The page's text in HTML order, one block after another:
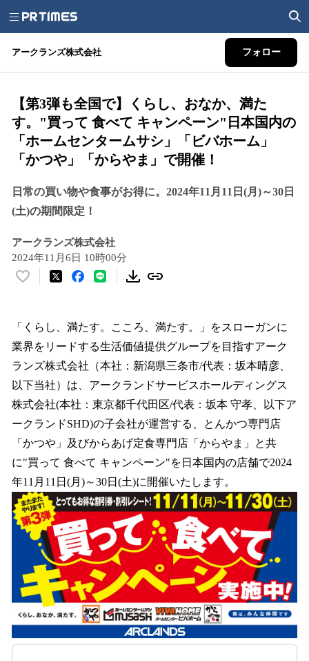
アークランズ株式会社 フォロー
【第3弾も全国で】くらし、おなか、満た
す。"買って 食べて キャンペーン"日本国内の
「ホームセンタームサシ」「ビバホーム」
「かつや」「からやま」で開催！
日常の買い物や食事がお得に。2024年11月11日(月)～30日
(土)の期間限定！
アークランズ株式会社
2024年11月6日 10時00分
い
！
数
を
読
み
込
み
中
で
す
「くらし、満たす。こころ、満たす。」をスローガンに
業界をリードする生活価値提供グループを目指すアーク
ランズ株式会社（本社：新潟県三条市/代表：坂本晴彦、
以下当社）は、アークランドサービスホールディングス
株式会社(本社：東京都千代⽥区/代表：坂本 守孝、以下ア
ークランドSHD)の子会社が運営する、とんかつ専門店
「かつや」及びからあげ定食専門店「からやま」と共
に"買って 食べて キャンペーン"を日本国内の店舗で2024
年11月11日(月)～30日(土)に開催いたします。